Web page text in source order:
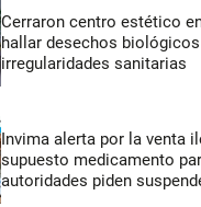
Cerraron centro estético
hallar desechos
irregularidades sanitarias
Invima alerta por la venta
supuesto medicamento
autoridades piden